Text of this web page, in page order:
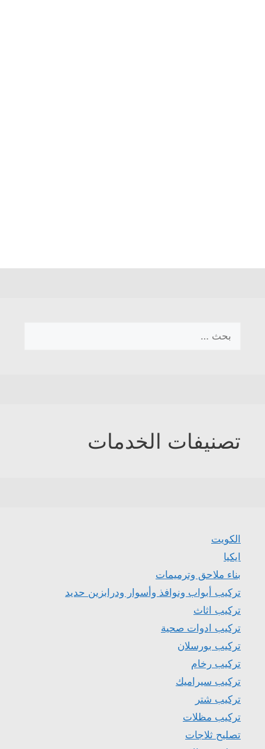
عن:
تصنيفات الخدمات
الكويت
ايكيا
بناء ملاحق وترميمات
تركيب أبواب ونوافذ وأسوار ودرابزين حديد
تركيب اثاث
تركيب ادوات صحية
تركيب بورسلان
تركيب رخام
تركيب سيراميك
تركيب شتر
تركيب مظلات
تصليح ثلاجات